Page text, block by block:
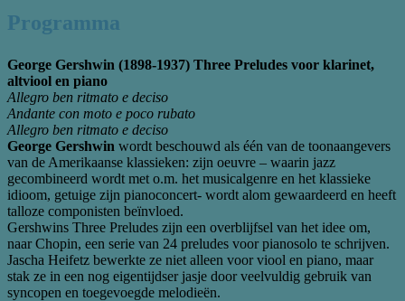
Programma
George Gershwin (1898-1937) Three Preludes voor klarinet,
altviool en piano
Allegro ben ritmato e deciso
Andante con moto e poco rubato
Allegro ben ritmato e deciso
George Gershwin wordt beschouwd als één van de toonaangevers
van de Amerikaanse klassieken: zijn oeuvre – waarin jazz
gecombineerd wordt met o.m. het musicalgenre en het klassieke
idioom, getuige zijn pianoconcert- wordt alom gewaardeerd en heeft
talloze componisten beïnvloed.
Gershwins Three Preludes zijn een overblijfsel van het idee om,
naar Chopin, een serie van 24 preludes voor pianosolo te schrijven.
Jascha Heifetz bewerkte ze niet alleen voor viool en piano, maar
stak ze in een nog eigentijdser jasje door veelvuldig gebruik van
syncopen en toegevoegde melodieën.